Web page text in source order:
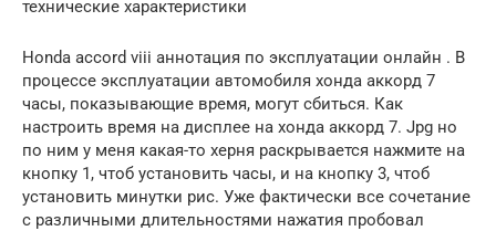
технические характеристики
Honda accord viii аннотация по эксплуатации онлайн . В
процессе эксплуатации автомобиля хонда аккорд 7
часы, показывающие время, могут сбиться. Как
настроить время на дисплее на хонда аккорд 7. Jpg но
по ним у меня какая-то херня раскрывается нажмите на
кнопку 1, чтоб установить часы, и на кнопку 3, чтоб
установить минутки рис. Уже фактически все сочетание
с различными длительностями нажатия пробовал